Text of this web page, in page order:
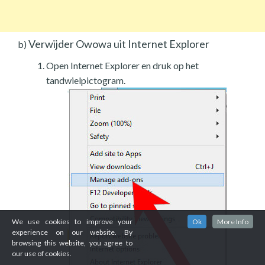
b) Verwijder Owowa uit Internet Explorer
Open Internet Explorer en druk op het
tandwielpictogram.
We use cookies to improve your
experience on our website. By
browsing this website, you agree to
our use of cookies.
Ok More Info